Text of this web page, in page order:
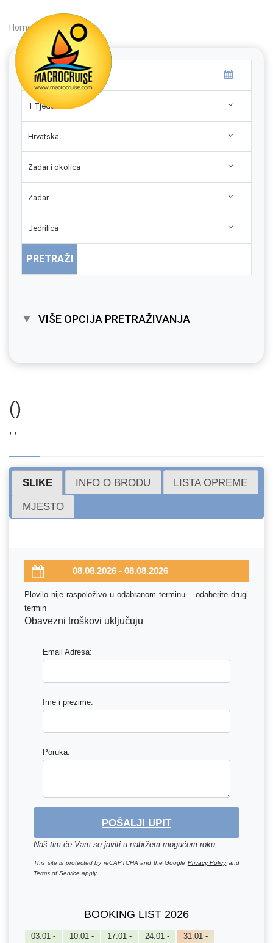
Home Search |
1 Tjedan
Hrvatska
Zadar i okolica
Zadar
Jedrilica
PRETRAŽI
VIŠE OPCIJA PRETRAŽIVANJA
()
, ,
SLIKE INFO O BRODU LISTA OPREME
MJESTO
Plovilo nije raspoloživo u odabranom terminu – odaberite drugi
termin
Obavezni troškovi uključuju
Email Adresa:
Ime i prezime:
Poruka:
POŠALJI UPIT
Naš tim će Vam se javiti u nabržem mogućem roku
This site is protected by reCAPTCHA and the Google Privacy Policyand
Terms of Service apply.
BOOKING LIST 2026
03.01 -
10.01 -
17.01 -
24.01 -
31.01 -